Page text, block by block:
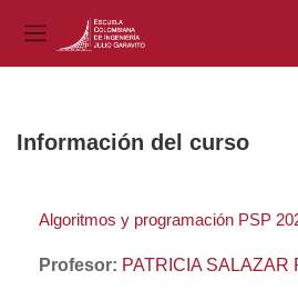
Pánel lateral
Información del curso
Algoritmos y programación PSP
Profesor: PATRICIA SALAZAR